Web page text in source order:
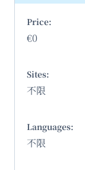
€0
不限
不限